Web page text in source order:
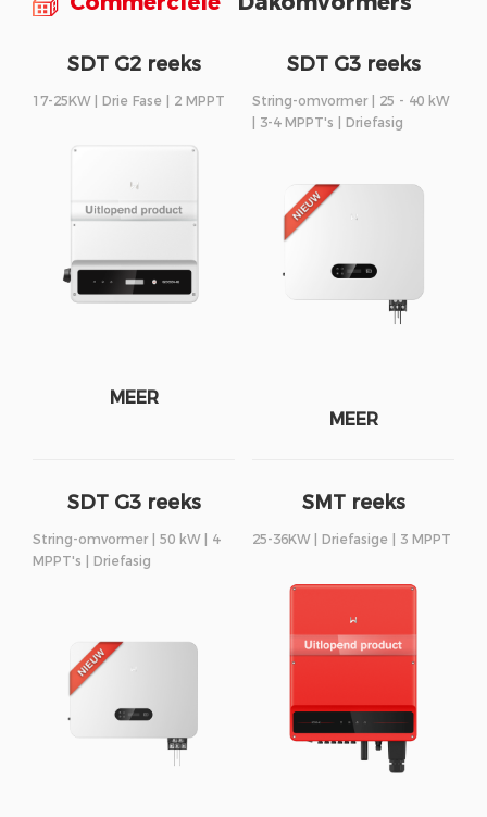
SDT G2 reeks
17-25KW | Drie Fase | 2 MPPT
MEER
SDT G3 reeks
String-omvormer | 25 - 40 kW
| 3-4 MPPT's | Driefasig
MEER
SDT G3 reeks
String-omvormer | 50 kW | 4
MPPT's | Driefasig
SMT reeks
25-36KW | Driefasige | 3 MPPT